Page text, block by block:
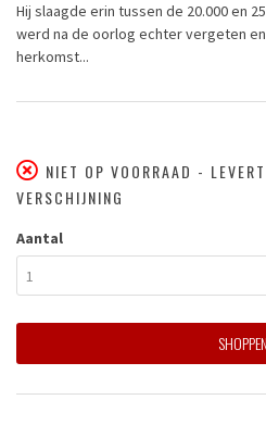
Hij slaagde erin tussen de 20.000 en
werd na de oorlog echter vergeten
herkomst...
NIET OP VOORRAAD -
VERSCHIJNING
Aantal
1
SHOPPEN